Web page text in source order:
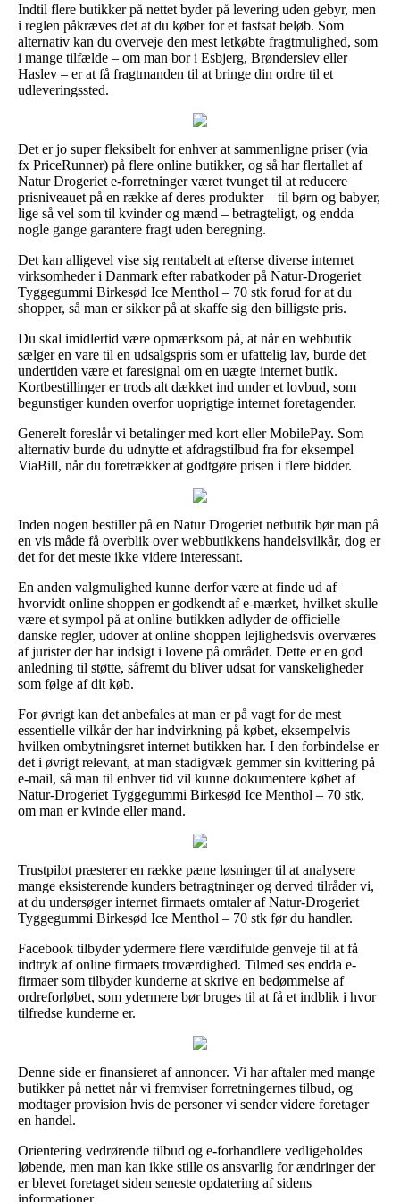
Indtil flere butikker på nettet byder på levering uden gebyr, men
i reglen påkræves det at du køber for et fastsat beløb. Som
alternativ kan du overveje den mest letkøbte fragtmulighed, som
i mange tilfælde – om man bor i Esbjerg, Brønderslev eller
Haslev – er at få fragtmanden til at bringe din ordre til et
udleveringssted.
Det er jo super fleksibelt for enhver at sammenligne priser (via
fx PriceRunner) på flere online butikker, og så har flertallet af
Natur Drogeriet e-forretninger været tvunget til at reducere
prisniveauet på en række af deres produkter – til børn og babyer,
lige så vel som til kvinder og mænd – betragteligt, og endda
nogle gange garantere fragt uden beregning.
Det kan alligevel vise sig rentabelt at efterse diverse internet
virksomheder i Danmark efter rabatkoder på Natur-Drogeriet
Tyggegummi Birkesød Ice Menthol – 70 stk forud for at du
shopper, så man er sikker på at skaffe sig den billigste pris.
Du skal imidlertid være opmærksom på, at når en webbutik
sælger en vare til en udsalgspris som er ufattelig lav, burde det
undertiden være et faresignal om en uægte internet butik.
Kortbestillinger er trods alt dækket ind under et lovbud, som
begunstiger kunden overfor uoprigtige internet foretagender.
Generelt foreslår vi betalinger med kort eller MobilePay. Som
alternativ burde du udnytte et afdragstilbud fra for eksempel
ViaBill, når du foretrækker at godtgøre prisen i flere bidder.
Inden nogen bestiller på en Natur Drogeriet netbutik bør man på
en vis måde få overblik over webbutikkens handelsvilkår, dog er
det for det meste ikke videre interessant.
En anden valgmulighed kunne derfor være at finde ud af
hvorvidt online shoppen er godkendt af e-mærket, hvilket skulle
være et sympol på at online butikken adlyder de officielle
danske regler, udover at online shoppen lejlighedsvis overværes
af jurister der har indsigt i lovene på området. Dette er en god
anledning til støtte, såfremt du bliver udsat for vanskeligheder
som følge af dit køb.
For øvrigt kan det anbefales at man er på vagt for de mest
essentielle vilkår der har indvirkning på købet, eksempelvis
hvilken ombytningsret internet butikken har. I den forbindelse er
det i øvrigt relevant, at man stadigvæk gemmer sin kvittering på
e-mail, så man til enhver tid vil kunne dokumentere købet af
Natur-Drogeriet Tyggegummi Birkesød Ice Menthol – 70 stk,
om man er kvinde eller mand.
Trustpilot præsterer en række pæne løsninger til at analysere
mange eksisterende kunders betragtninger og derved tilråder vi,
at du undersøger internet firmaets omtaler af Natur-Drogeriet
Tyggegummi Birkesød Ice Menthol – 70 stk før du handler.
Facebook tilbyder ydermere flere værdifulde genveje til at få
indtryk af online firmaets troværdighed. Tilmed ses endda e-
firmaer som tilbyder kunderne at skrive en bedømmelse af
ordreforløbet, som ydermere bør bruges til at få et indblik i hvor
tilfredse kunderne er.
Denne side er finansieret af annoncer. Vi har aftaler med mange
butikker på nettet når vi fremviser forretningernes tilbud, og
modtager provision hvis de personer vi sender videre foretager
en handel.
Orientering vedrørende tilbud og e-forhandlere vedligeholdes
løbende, men man kan ikke stille os ansvarlig for ændringer der
er blevet foretaget siden seneste opdatering af sidens
informationer.